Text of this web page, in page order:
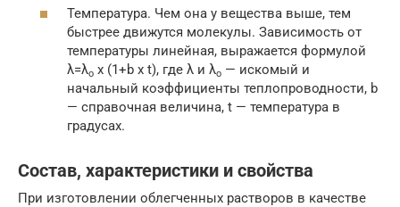
Температура. Чем она у вещества выше, тем
быстрее движутся молекулы. Зависимость от
температуры линейная, выражается формулой
λ=λо х (1+b х t), где λ и λо — искомый и
начальный коэффициенты теплопроводности, b
— справочная величина, t — температура в
градусах.
Состав, характеристики и свойства
При изготовлении облегченных растворов в качестве